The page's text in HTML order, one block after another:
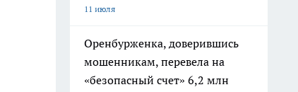
11 июля
Оренбурженка, доверившись
мошенникам, перевела на
«безопасный счет» 6,2 млн